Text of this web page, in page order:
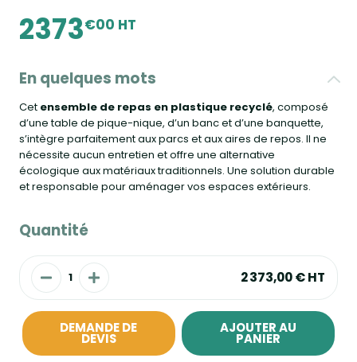
2373€00 HT
En quelques mots
Cet ensemble de repas en plastique recyclé, composé
d’une table de pique-nique, d’un banc et d’une banquette,
s’intègre parfaitement aux parcs et aux aires de repos. Il ne
nécessite aucun entretien et offre une alternative
écologique aux matériaux traditionnels. Une solution durable
et responsable pour aménager vos espaces extérieurs.
Quantité
2 373,00 €HT
DEMANDE DE
DEVIS
AJOUTER AU
PANIER